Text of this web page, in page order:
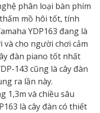
phân loại bàn phím
mồ hôi tốt, tính
YDP163 đang là
cho người chơi cảm
đàn piano tốt nhất
143 cũng là cây đàn
ra lần này.
1,3m và chiều sâu
là cây đàn có thiết